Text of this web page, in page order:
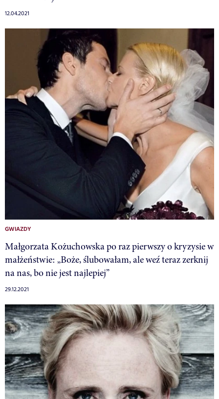
12.04.2021
GWIAZDY
Małgorzata Kożuchowska po raz pierwszy o kryzysie w
małżeństwie: „Boże, ślubowałam, ale weź teraz zerknij
na nas, bo nie jest najlepiej”
29.12.2021